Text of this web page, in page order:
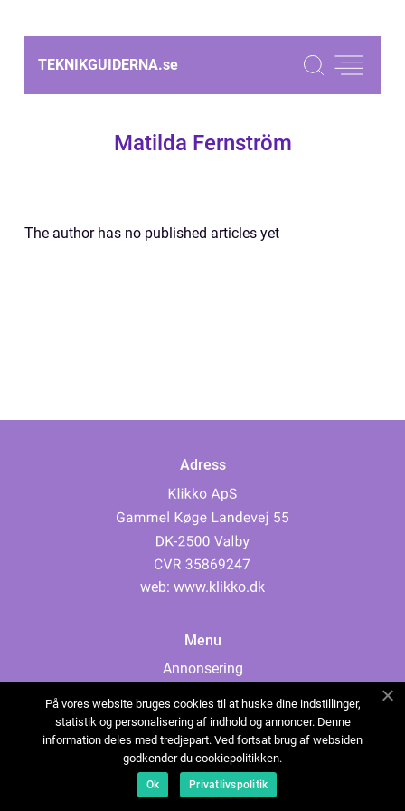
TEKNIKGUIDERNA.se
Matilda Fernström
The author has no published articles yet
Adress
web: www.klikko.dk
Menu
Annonsering
Cookies
Kontakta oss
Sitemap
På vores website bruges cookies til at huske dine indstillinger,
statistik og personalisering af indhold og annoncer. Denne
information deles med tredjepart. Ved fortsat brug af websiden
godkender du cookiepolitikken.
Ok Privatlivspolitik